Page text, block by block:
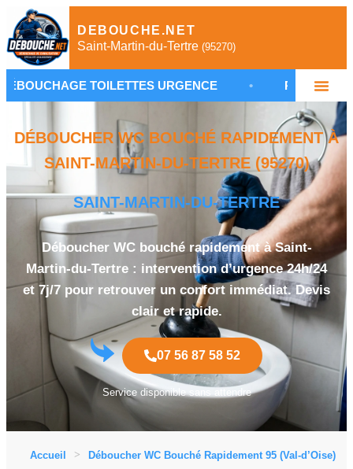
DEBOUCHE.NET
Saint-Martin-du-Tertre (95270)
TOILETTES URGENCE • PLOMBIER SAINT-
DÉBOUCHER WC BOUCHÉ RAPIDEMENT À
SAINT-MARTIN-DU-TERTRE (95270)
SAINT-MARTIN-DU-TERTRE
Déboucher WC bouché rapidement à Saint-
Martin-du-Tertre : intervention d’urgence 24h/24
et 7j/7 pour retrouver un confort immédiat. Devis
clair et rapide.
07 56 87 58 52
Service disponible sans attendre
Accueil Déboucher WC Bouché Rapidement 95 (Val-d’Oise)